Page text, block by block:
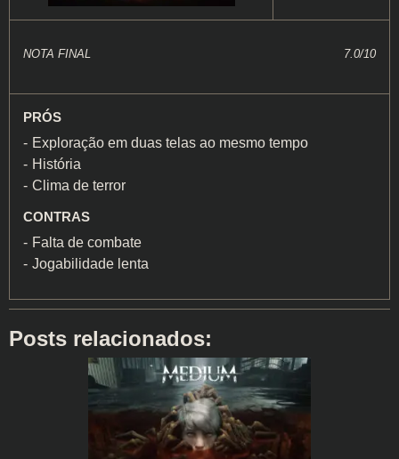
NOTA FINAL 7.0/10
PRÓS
Exploração em duas telas ao mesmo tempo
História
Clima de terror
CONTRAS
Falta de combate
Jogabilidade lenta
Posts relacionados: